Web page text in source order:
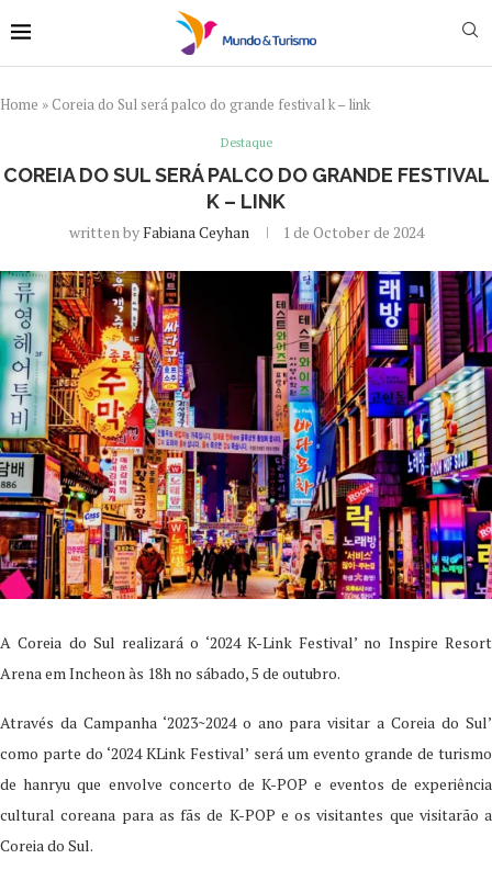
Home » Coreia do Sul será palco do grande festival k – link
Destaque
COREIA DO SUL SERÁ PALCO DO GRANDE FESTIVAL
K – LINK
written byFabiana Ceyhan 1 de October de 2024
A Coreia do Sul realizará o ‘2024 K-Link Festival’ no Inspire Resort
Arena em Incheon às 18h no sábado, 5 de outubro.
Através da Campanha ‘2023~2024 o ano para visitar a Coreia do Sul’
como parte do ‘2024 KLink Festival’ será um evento grande de turismo
de hanryu que envolve concerto de K-POP e eventos de experiência
cultural coreana para as fãs de K-POP e os visitantes que visitarão a
Coreia do Sul.